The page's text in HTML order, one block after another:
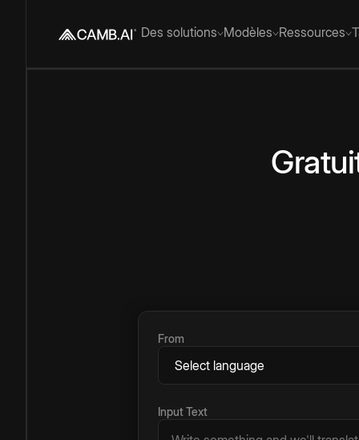
Des solutions Modèles Ressources
From
Input Text